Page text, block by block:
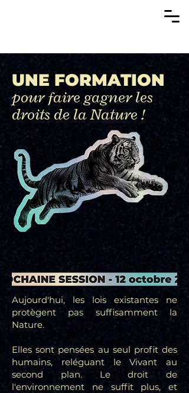
UNE FORMATION
pour faire gagner les
droits de la Nature !
Aujourd'hui, les lois existantes ne
protègent pas suffisamment la
Nature.
Elles sont pensées au seul profit des
humains, reléguant le Vivant au
second plan. Le droit de
l'environnement ne suffit plus, et